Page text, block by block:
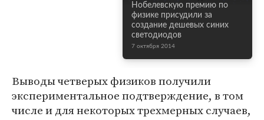
Нобелевскую премию по
физике присудили за
создание дешевых синих
светодиодов
7 октября 2014
Выводы четверых физиков получили
экспериментальное подтверждение, в том
числе и для некоторых трехмерных случаев,